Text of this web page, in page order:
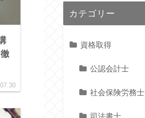
カテゴリー
資格取得
公認会計士
社会保険労務士
司法書士